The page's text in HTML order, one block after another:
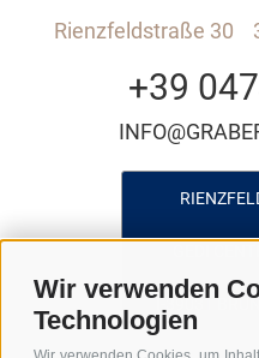
Wir verwenden
Technologien
Rienzfeldstraße 30
+39
I-39031